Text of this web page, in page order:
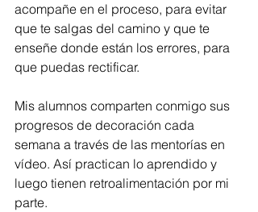
acompañe en el proceso, para evitar
que te salgas del camino y que te
enseñe donde están los errores, para
que puedas rectificar.
Mis alumnos comparten conmigo sus
progresos de decoración cada
semana a través de las mentorías en
vídeo. Así practican lo aprendido y
luego tienen retroalimentación por mi
parte.